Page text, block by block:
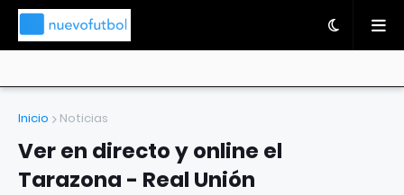
Inicio Noticias
Ver en directo y online el
Tarazona - Real Unión